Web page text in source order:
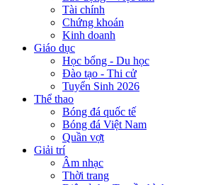
Tài chính
Chứng khoán
Kinh doanh
Giáo dục
Học bổng - Du học
Đào tạo - Thi cử
Tuyển Sinh 2026
Thể thao
Bóng đá quốc tế
Bóng đá Việt Nam
Quần vợt
Giải trí
Âm nhạc
Thời trang